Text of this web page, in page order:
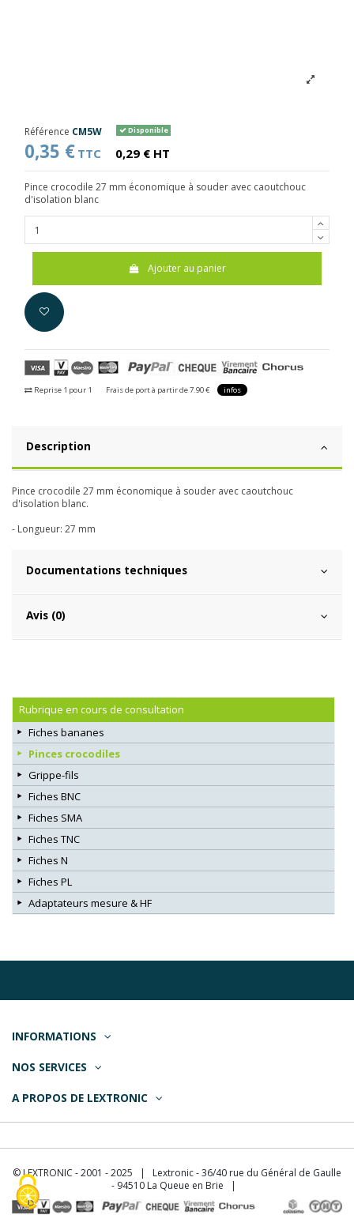
Référence CM5W Disponible
0,35 € TTC 0,29 € HT
Pince crocodile 27 mm économique à souder avec caoutchouc
d'isolation blanc
Ajouter au panier
Reprise 1 pour 1 Frais de port à partir de 7.90 € infos
Description
Pince crocodile 27 mm économique à souder avec caoutchouc
d'isolation blanc.
- Longueur: 27 mm
Documentations techniques
Avis (0)
Rubrique en cours de consultation
Fiches bananes
Pinces crocodiles
Grippe-fils
Fiches BNC
Fiches SMA
Fiches TNC
Fiches N
Fiches PL
Adaptateurs mesure & HF
INFORMATIONS
NOS SERVICES
A PROPOS DE LEXTRONIC
© LEXTRONIC - 2001 - 2025 | Lextronic - 36/40 rue du Général de Gaulle
- 94510 La Queue en Brie |